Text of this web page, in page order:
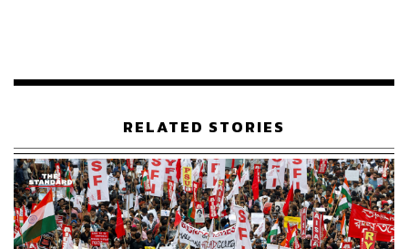
ก่อนยื่นกู้จริง
3. สินเชื่อมีกี่แบบ
RELATED STORIES